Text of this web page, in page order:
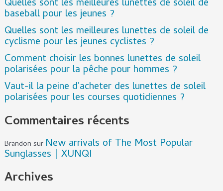
Quelles sont les meilleures lunettes de soleil de
baseball pour les jeunes ?
Quelles sont les meilleures lunettes de soleil de
cyclisme pour les jeunes cyclistes ?
Comment choisir les bonnes lunettes de soleil
polarisées pour la pêche pour hommes ?
Vaut-il la peine d'acheter des lunettes de soleil
polarisées pour les courses quotidiennes ?
Commentaires récents
Brandon sur New arrivals of The Most Popular
Sunglasses｜XUNQI
Archives